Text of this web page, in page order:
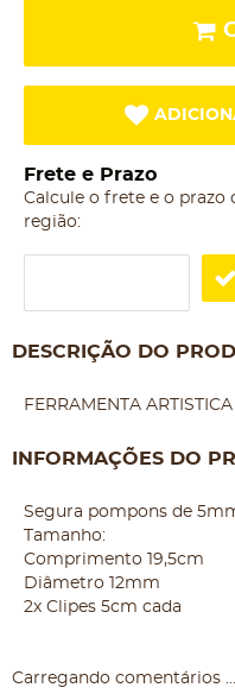
Frete e Prazo
Calcule o frete e o prazo
região:
DESCRIÇÃO DO
FERRAMENTA
INFORMAÇÕES DO
Segura pompons de
Tamanho:
Comprimento 19,5cm
Diâmetro 12mm
2x Clipes 5cm cada
Carregando comentários ...